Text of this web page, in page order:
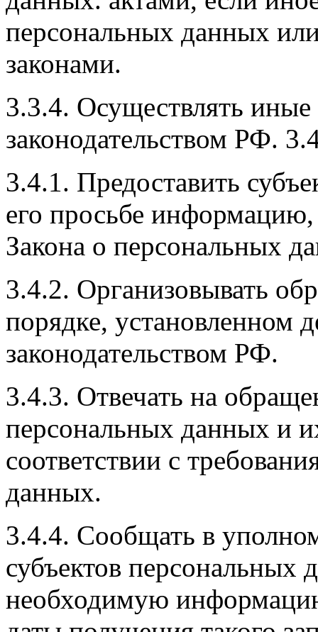
персональных данных
законами.
3.3.4. Осуществлять
законодательством РФ.
3.4.1. Предоставить
его просьбе
Закона о персональных
3.4.2. Организовывать
порядке, установленном
законодательством РФ.
3.4.3. Отвечать на
персональных данных и
соответствии с
данных.
3.4.4. Сообщать в
субъектов персональных
необходимую